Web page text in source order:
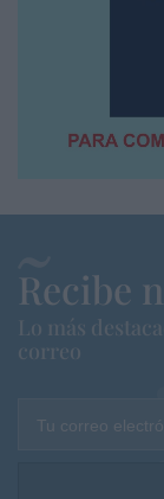
Recibe
Lo más
correo
Tu correo